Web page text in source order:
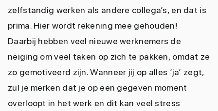
zelfstandig werken als andere collega’s, en dat is
prima. Hier wordt rekening mee gehouden!
Daarbij hebben veel nieuwe werknemers de
neiging om veel taken op zich te pakken, omdat ze
zo gemotiveerd zijn. Wanneer jij op alles ‘ja’ zegt,
zul je merken dat je op een gegeven moment
overloopt in het werk en dit kan veel stress